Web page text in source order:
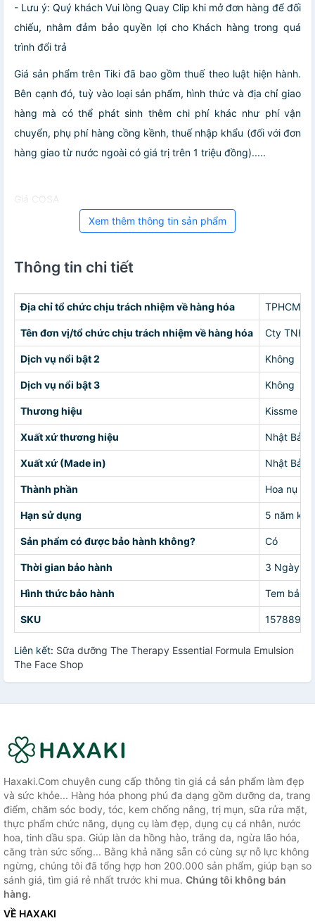
- Lưu ý: Quý khách Vui lòng Quay Clip khi mở đơn hàng để đối
chiếu, nhằm đảm bảo quyền lợi cho Khách hàng trong quá
trình đổi trả
Giá sản phẩm trên Tiki đã bao gồm thuế theo luật hiện hành.
Bên cạnh đó, tuỳ vào loại sản phẩm, hình thức và địa chỉ giao
hàng mà có thể phát sinh thêm chi phí khác như phí vận
chuyển, phụ phí hàng cồng kềnh, thuế nhập khẩu (đối với đơn
hàng giao từ nước ngoài có giá trị trên 1 triệu đồng).....
Giá COSA
Xem thêm thông tin sản phẩm
Thông tin chi tiết
Địa chỉ tổ chức chịu trách nhiệm về hàng hóa TPHCM
Tên đơn vị/tổ chức chịu trách nhiệm về hàng hóa Cty TNHH
Dịch vụ nổi bật 2 Không
Dịch vụ nổi bật 3 Không
Thương hiệu Kissme
Xuất xứ thương hiệu Nhật Bản
Xuất xứ (Made in) Nhật Bản
Thành phần Hoa nụ
Hạn sử dụng 5 năm kể
Sản phẩm có được bảo hành không? Có
Thời gian bảo hành 3 Ngày
Hình thức bảo hành Tem bảo
SKU
Liên kết: Sữa dưỡng The Therapy Essential Formula Emulsion
The Face Shop
Haxaki.Com chuyên cung cấp thông tin giá cả sản phẩm làm đẹp
và sức khỏe... Hàng hóa phong phú đa dạng gồm dưỡng da, trang
điểm, chăm sóc body, tóc, kem chống nắng, trị mụn, sữa rửa mặt,
thực phẩm chức năng, dụng cụ làm đẹp, dụng cụ cá nhân, nước
hoa, tinh dầu spa. Giúp làn da hồng hào, trắng da, ngừa lão hóa,
căng tràn sức sống... Bằng khả năng sẵn có cùng sự nỗ lực không
ngừng, chúng tôi đã tổng hợp hơn 200.000 sản phẩm, giúp bạn so
sánh giá, tìm giá rẻ nhất trước khi mua. Chúng tôi không bán
hàng.
VỀ HAXAKI